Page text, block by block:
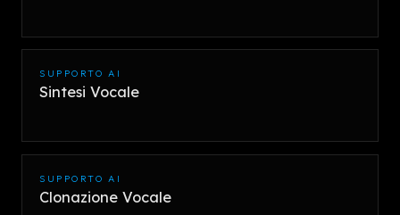
SUPPORTO AI
Sintesi Vocale
SUPPORTO AI
Clonazione Vocale